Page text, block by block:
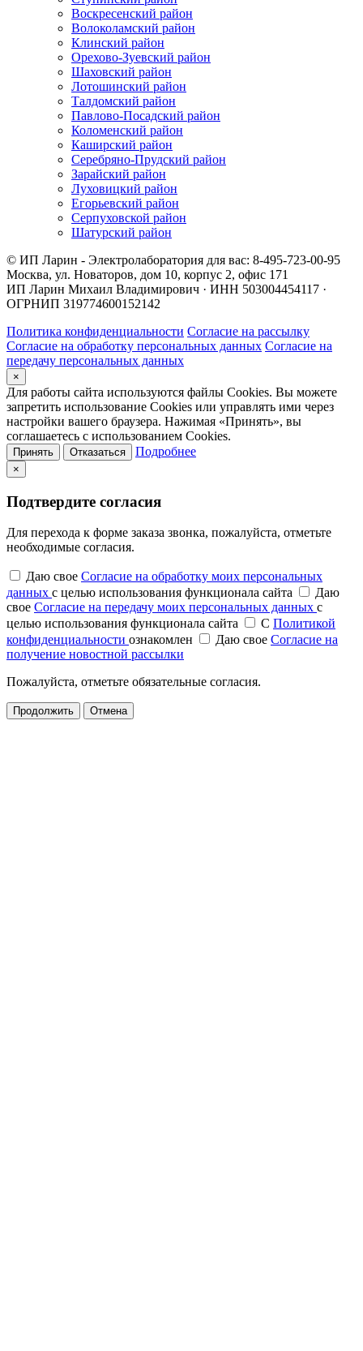
Воскресенский район
Волоколамский район
Клинский район
Орехово-Зуевский район
Шаховский район
Лотошинский район
Талдомский район
Павлово-Посадский район
Коломенский район
Каширский район
Серебряно-Прудский район
Зарайский район
Луховицкий район
Егорьевский район
Серпуховской район
Шатурский район
© ИП Ларин - Электролаборатория для вас: 8-495-723-00-95
Москва, ул. Новаторов, дом 10, корпус 2, офис 171
ИП Ларин Михаил Владимирович · ИНН 503004454117 ·
ОГРНИП 319774600152142
Политика конфиденциальности Согласие на рассылку
Согласие на обработку персональных данных Согласие на
передачу персональных данных
×
Для работы сайта используются файлы Cookies. Вы можете
запретить использование Cookies или управлять ими через
настройки вашего браузера. Нажимая «Принять», вы
соглашаетесь с использованием Cookies.
Принять Отказаться Подробнее
×
Подтвердите согласия
Для перехода к форме заказа звонка, пожалуйста, отметьте
необходимые согласия.
Даю свое Согласие на обработку моих персональных
данных с целью использования функционала сайта
Даю
свое Согласие на передачу моих персональных данных с
целью использования функционала сайта
С Политикой
конфиденциальности ознакомлен Даю свое Согласие на
получение новостной рассылки
Пожалуйста, отметьте обязательные согласия.
Продолжить Отмена